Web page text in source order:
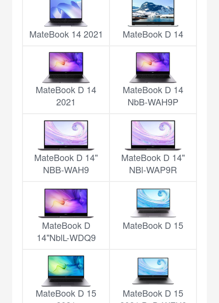
MateBook 14 2021 MateBook D 14
MateBook D 14
2021
MateBook D 14
NbB-WAH9P
MateBook D 14"
NBB-WAH9
MateBook D 14"
NBl-WAP9R
MateBook D
14"NblL-WDQ9
MateBook D 15
MateBook D 15
MateBook D 15